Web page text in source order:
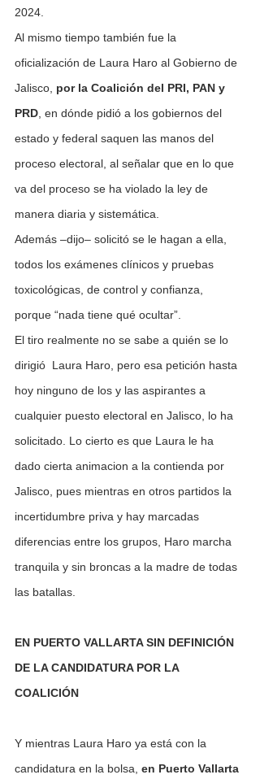
2024.
Al mismo tiempo también fue la
oficialización de Laura Haro al Gobierno de
Jalisco, por la Coalición del PRI, PAN y
PRD, en dónde pidió a los gobiernos del
estado y federal saquen las manos del
proceso electoral, al señalar que en lo que
va del proceso se ha violado la ley de
manera diaria y sistemática.
Además –dijo– solicitó se le hagan a ella,
todos los exámenes clínicos y pruebas
toxicológicas, de control y confianza,
porque “nada tiene qué ocultar”.
El tiro realmente no se sabe a quién se lo
dirigió  Laura Haro, pero esa petición hasta
hoy ninguno de los y las aspirantes a
cualquier puesto electoral en Jalisco, lo ha
solicitado. Lo cierto es que Laura le ha
dado cierta animacion a la contienda por
Jalisco, pues mientras en otros partidos la
incertidumbre priva y hay marcadas
diferencias entre los grupos, Haro marcha
tranquila y sin broncas a la madre de todas
las batallas.
EN PUERTO VALLARTA SIN DEFINICIÓN
DE LA CANDIDATURA POR LA
COALICIÓN
Y mientras Laura Haro ya está con la
candidatura en la bolsa, en Puerto Vallarta